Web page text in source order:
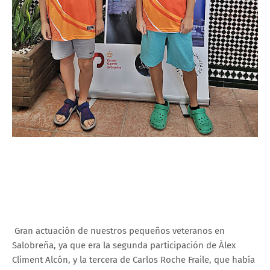
Gran actuación de nuestros pequeños veteranos en
Salobreña, ya que era la segunda participación de Àlex
Climent Alcón, y la tercera de Carlos Roche Fraile, que había